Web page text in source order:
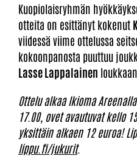
Kuopiolaisryhmän
otteita on esittänyt kokenut
viidessä viime ottelussa
kokoonpanosta puuttuu
Lasse Lappalainen
Ottelu alkaa Ikioma
17.00, ovet avautuvat kello
yksittäin alkaen 12 euroa!
lippu.fi/jukurit.